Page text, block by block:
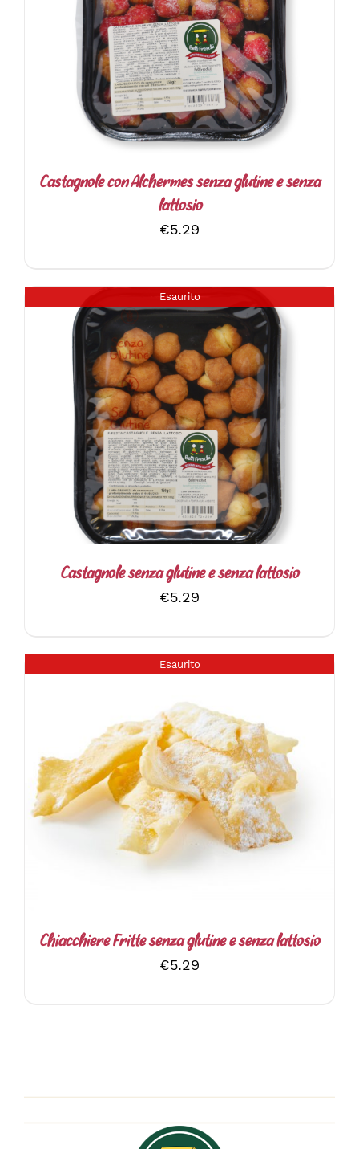
DETTAGLI
Castagnole con Alchermes senza glutine e senza
lattosio
€5.29
Esaurito
DETTAGLI
Castagnole senza glutine e senza lattosio
€5.29
Esaurito
DETTAGLI
Chiacchiere Fritte senza glutine e senza lattosio
€5.29